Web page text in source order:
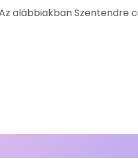
alábbiakban Szentendre